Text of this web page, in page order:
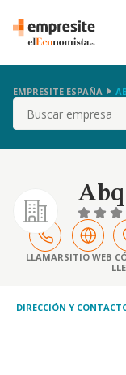
EMPRESITE ESPAÑA
Buscar
LLAMARSITIO WEB
DIRECCIÓN Y